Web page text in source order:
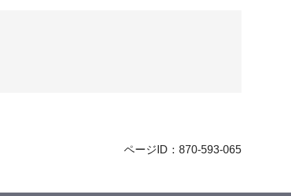
ページID：870-593-065